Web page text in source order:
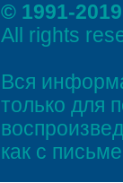
© 1991-
All rights
Вся
только для
как с